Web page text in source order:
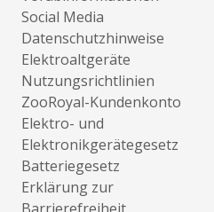
Social Media
Datenschutzhinweise
Elektroaltgeräte
Nutzungsrichtlinien
ZooRoyal-Kundenkonto
Elektro- und
Elektronikgerätegesetz
Batteriegesetz
Erklärung zur